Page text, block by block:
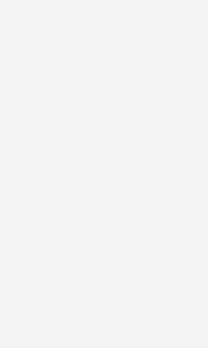
Bauteildaten stets aktuell sind
erweitert werden. Dafür
Mietgebühren an.
sollte man
der Auswahl eines U-Wert-
Anwender, die
in der Tabelle genannten
aus Gründen der
Bedienung
bleiben.
vorab das Nutzungsspektrum